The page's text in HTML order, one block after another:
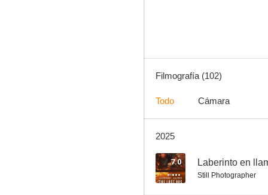
Filmografía (102)
Todo Cámara
2025
7.0 Laberinto en
Still Photographer